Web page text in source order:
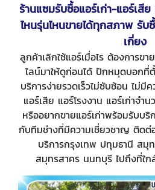
ร้านแซมรับซื้อแอร์เก่า-แอร์เสี
ไหนรุ่นไหนขายได้ทุกสภาพ รับ
เกี่ยง
ลูกค้าเลิกใช้แอร์เมื่อไร ต้องการข
ไลน์มาให้ดูก่อนได้ ปักหมุดบอกที่
บริการง่ายรวดเร็วไม่ซับซ้อน ไม่มี
แอร์เสีย แอร์โรงงาน แอร์เก่าจำ
หรืออยากขายแอร์เก่าพร้อมรับบ
กับทีมช่างที่มีความเชี่ยวชาญ ติดต่
บริการกรุงเทพ ปทุมธานี สมุ
สมุทรสาคร นนทบุรี ไปถึงที่ใก